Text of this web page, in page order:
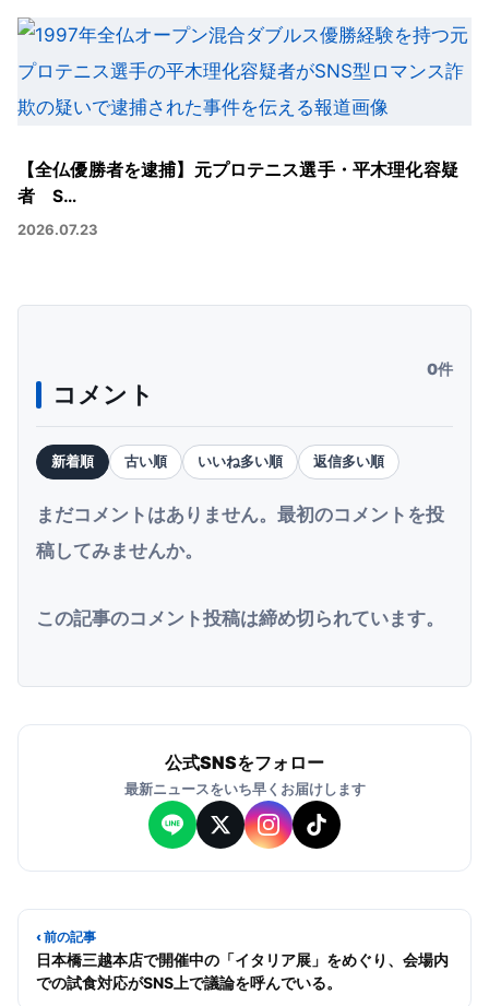
【全仏優勝者を逮捕】元プロテニス選手・平木理化容疑
者 S…
2026.07.23
コメント
0件
新着順 古い順 いいね多い順 返信多い順
まだコメントはありません。最初のコメントを投
稿してみませんか。
この記事のコメント投稿は締め切られています。
公式SNSをフォロー
最新ニュースをいち早くお届けします
‹ 前の記事
日本橋三越本店で開催中の「イタリア展」をめぐり、会場内
での試食対応がSNS上で議論を呼んでいる。